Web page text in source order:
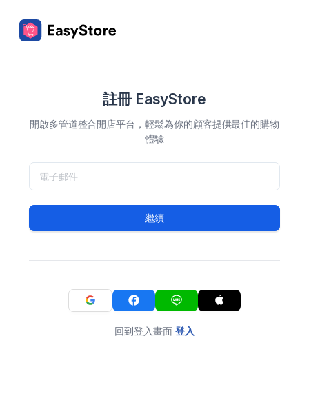
註冊 EasyStore
開啟多管道整合開店平台，輕鬆為你的顧客提供最佳的購物
體驗
繼續
回到登入畫面 登入